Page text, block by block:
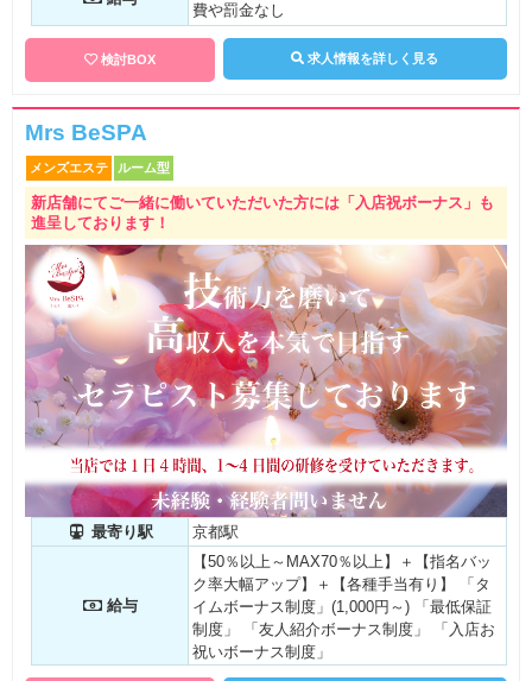
費や罰金なし
検討BOX 求人情報を詳しく見る
Mrs BeSPA
メンズエステ ルーム型
新店舗にてご一緒に働いていただいた方には「入店祝ボーナス」も
進呈しております！
最寄り駅 京都駅
給与
【50％以上～MAX70％以上】＋【指名バッ
ク率大幅アップ】＋【各種手当有り】 「タ
イムボーナス制度」(1,000円～) 「最低保証
制度」 「友人紹介ボーナス制度」 「入店お
祝いボーナス制度」